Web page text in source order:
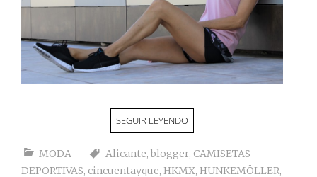
SEGUIR LEYENDO
MODA Alicante, blogger, CAMISETAS
DEPORTIVAS, cincuentayque, HKMX, HUNKEMÖLLER,